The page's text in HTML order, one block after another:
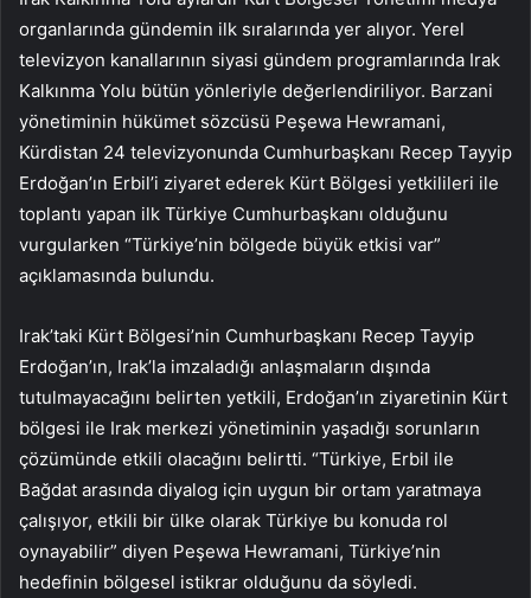
organlarında gündemin ilk sıralarında yer alıyor. Yerel
televizyon kanallarının siyasi gündem programlarında Irak
Kalkınma Yolu bütün yönleriyle değerlendiriliyor. Barzani
yönetiminin hükümet sözcüsü Peşewa Hewramani,
Kürdistan 24 televizyonunda Cumhurbaşkanı Recep Tayyip
Erdoğan’ın Erbil’i ziyaret ederek Kürt Bölgesi yetkilileri ile
toplantı yapan ilk Türkiye Cumhurbaşkanı olduğunu
vurgularken “Türkiye’nin bölgede büyük etkisi var”
açıklamasında bulundu.
Irak’taki Kürt Bölgesi’nin Cumhurbaşkanı Recep Tayyip
Erdoğan’ın, Irak’la imzaladığı anlaşmaların dışında
tutulmayacağını belirten yetkili, Erdoğan’ın ziyaretinin Kürt
bölgesi ile Irak merkezi yönetiminin yaşadığı sorunların
çözümünde etkili olacağını belirtti. “Türkiye, Erbil ile
Bağdat arasında diyalog için uygun bir ortam yaratmaya
çalışıyor, etkili bir ülke olarak Türkiye bu konuda rol
oynayabilir” diyen Peşewa Hewramani, Türkiye’nin
hedefinin bölgesel istikrar olduğunu da söyledi.